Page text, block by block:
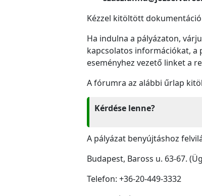
Kézzel kitöltött
Ha indulna a pályázaton,
kapcsolatos információkat, a
eseményhez vezető linket a
A fórumra az alábbi űrlap
Kérdése lenne?
A pályázat benyújtáshoz
Budapest, Baross u. 63-67.
Telefon: +36-20-449-3332